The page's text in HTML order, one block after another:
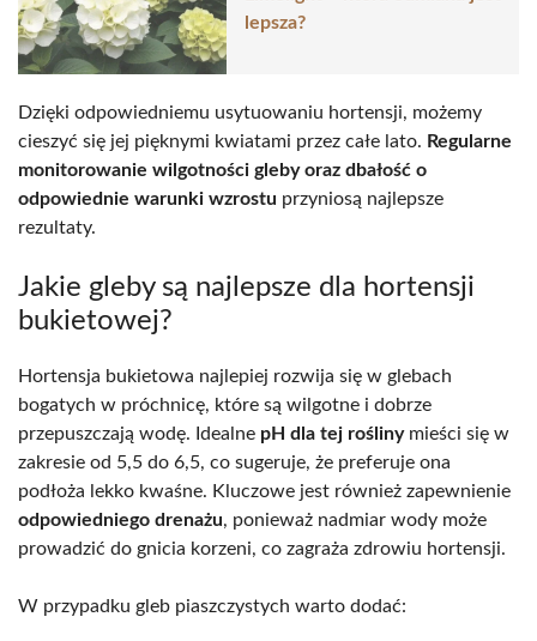
lepsza?
Dzięki odpowiedniemu usytuowaniu hortensji, możemy
cieszyć się jej pięknymi kwiatami przez całe lato. Regularne
monitorowanie wilgotności gleby oraz dbałość o
odpowiednie warunki wzrostu przyniosą najlepsze
rezultaty.
Jakie gleby są najlepsze dla hortensji
bukietowej?
Hortensja bukietowa najlepiej rozwija się w glebach
bogatych w próchnicę, które są wilgotne i dobrze
przepuszczają wodę. Idealne pH dla tej roślinymieści się w
zakresie od 5,5 do 6,5, co sugeruje, że preferuje ona
podłoża lekko kwaśne. Kluczowe jest również zapewnienie
odpowiedniego drenażu, ponieważ nadmiar wody może
prowadzić do gnicia korzeni, co zagraża zdrowiu hortensji.
W przypadku gleb piaszczystych warto dodać: